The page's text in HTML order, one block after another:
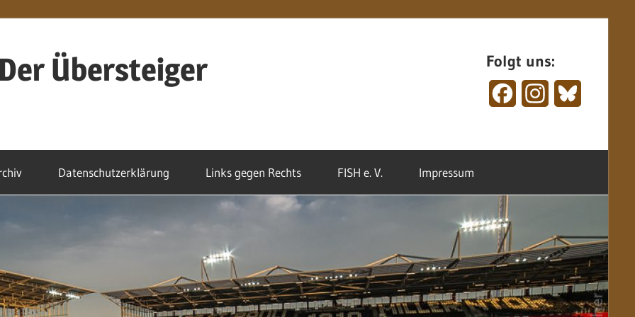
Der Übersteiger Folgt uns:
FacebookInstagram
Datenschutzerklärung Links gegen Rechts FISH e. V. Impressum